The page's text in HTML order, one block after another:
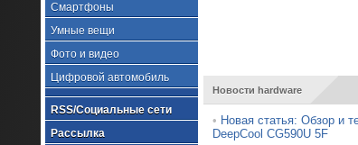
Смартфоны
Умные вещи
Фото и видео
Цифровой автомобиль
RSS/Социальные сети
Рассылка
Новости hardware
• Новая статья: Обзор и
DeepCool CG590U 5F